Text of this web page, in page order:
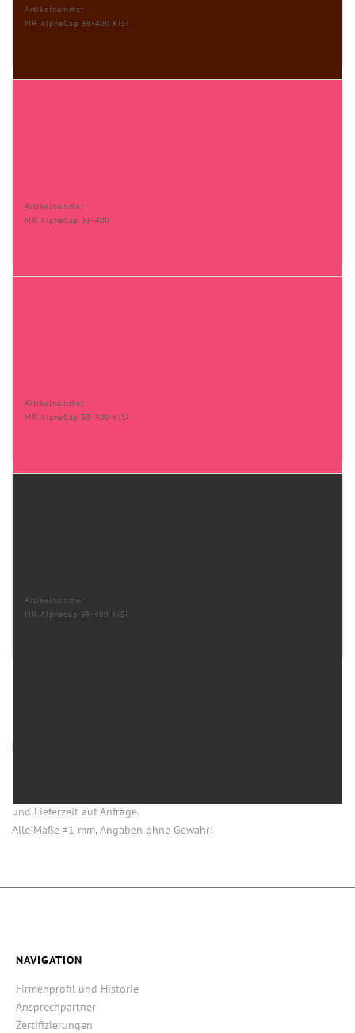
Artikelnummer
MR AlphaCap 38-400 KiSi
Artikelnummer
MR AlphaCap 33-400
Artikelnummer
MR AlphaCap 53-400 KiSi
Artikelnummer
MR Alphacap 89-400 KiSi
HINWEISE
und Lieferzeit auf Anfrage.
Alle Maße ±1 mm, Angaben ohne Gewähr!
NAVIGATION
Firmenprofil und Historie
Ansprechpartner
Zertifizierungen